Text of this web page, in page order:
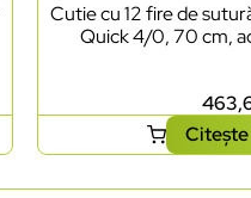
Cutie cu 12 fire de
Quick 4/0, 70 cm,